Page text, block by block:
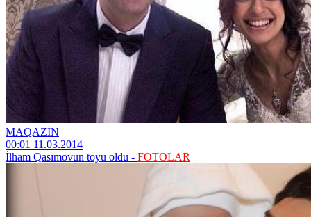
MAQAZİN
00:01 11.03.2014
İlham Qasımovun toyu oldu - FOTOLAR